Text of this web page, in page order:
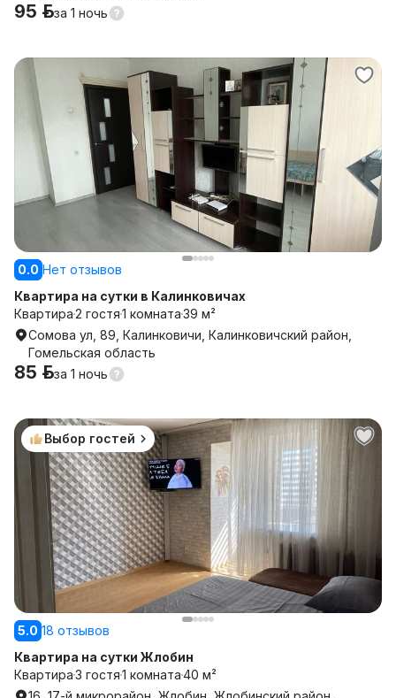
95 р.за 1 ночь
0.0 Нет отзывов
Квартира на сутки в Калинковичах
Квартира2 гостя1 комната39 м²
Сомова ул, 89, Калинковичи, Калинковичский район,
Гомельская область
85 р.за 1 ночь
Выбор гостей
5.0 18 отзывов
Квартира на сутки Жлобин
Квартира3 гостя1 комната40 м²